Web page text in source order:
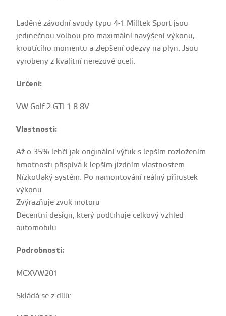
Laděné závodní svody typu 4-1 Milltek Sport jsou
jedinečnou volbou pro maximální navýšení výkonu,
kroutícího momentu a zlepšení odezvy na plyn. Jsou
vyrobeny z kvalitní nerezové oceli.
Určení:
VW Golf 2 GTI 1.8 8V
Vlastnosti:
Až o 35% lehčí jak originální výfuk s lepším rozložením
hmotnosti příspívá k lepším jízdním vlastnostem
Nízkotlaký systém. Po namontování reálný přírustek
výkonu
Zvýrazňuje zvuk motoru
Decentní design, který podtrhuje celkový vzhled
automobilu
Podrobnosti:
MCXVW201
Skládá se z dílů: